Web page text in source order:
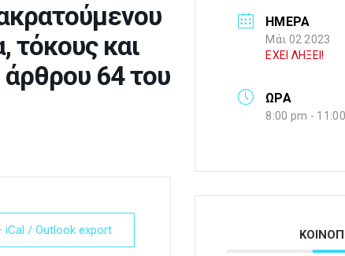
τόκους και
άρθρου 64 του
iCal / Outlook export
ΗΜΕΡΑ
Μάι 02 2023
ΕΧΕΙ ΛΗΞΕΙ!
ΩΡΑ
8:00 pm -